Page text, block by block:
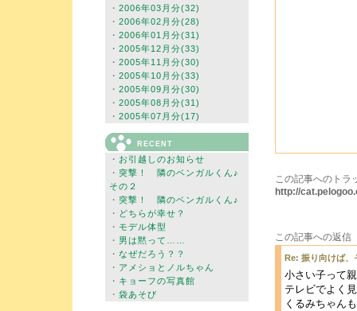
・ 2006年03月分(32)
・ 2006年02月分(28)
・ 2006年01月分(31)
・ 2005年12月分(33)
・ 2005年11月分(30)
・ 2005年10月分(33)
・ 2005年09月分(30)
・ 2005年08月分(31)
・ 2005年07月分(17)
RECENT
・ お引越しのお知らせ
・ 突撃！ 隣のベンガルくん♪
その２
・ 突撃！ 隣のベンガルくん♪
・ どちらが幸せ？
・ モデル体型
・ 男は黙って……
・ なぜだろう？？
・ アメショとノルちゃん
・ キョーフの写真館
・ 袋あそび
この記事へのトラ
http://
この記事への返信
Re: 振り向けば
小さい子って
テレビでよく
くるみちゃん